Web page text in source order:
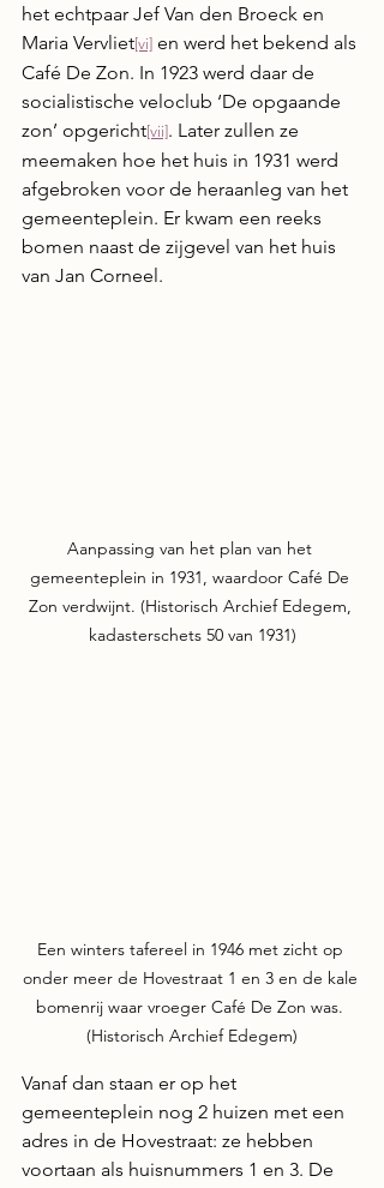
het echtpaar Jef Van den Broeck en
Maria Vervliet[vi] en werd het bekend als
Café De Zon. In 1923 werd daar de
socialistische veloclub ‘De opgaande
zon’ opgericht[vii]. Later zullen ze
meemaken hoe het huis in 1931 werd
afgebroken voor de heraanleg van het
gemeenteplein. Er kwam een reeks
bomen naast de zijgevel van het huis
van Jan Corneel.
Aanpassing van het plan van het
gemeenteplein in 1931, waardoor Café De
Zon verdwijnt. (Historisch Archief Edegem,
kadasterschets 50 van 1931)
Een winters tafereel in 1946 met zicht op
onder meer de Hovestraat 1 en 3 en de kale
bomenrij waar vroeger Café De Zon was.
(Historisch Archief Edegem)
Vanaf dan staan er op het
gemeenteplein nog 2 huizen met een
adres in de Hovestraat: ze hebben
voortaan als huisnummers 1 en 3. De